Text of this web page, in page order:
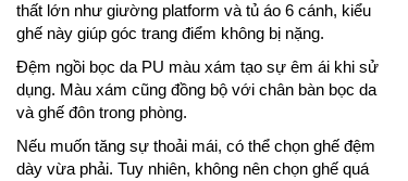
thất lớn như giường platform và tủ áo 6 cánh, kiểu
ghế này giúp góc trang điểm không bị nặng.
Đệm ngồi bọc da PU màu xám tạo sự êm ái khi sử
dụng. Màu xám cũng đồng bộ với chân bàn bọc da
và ghế đôn trong phòng.
Nếu muốn tăng sự thoải mái, có thể chọn ghế đệm
dày vừa phải. Tuy nhiên, không nên chọn ghế quá